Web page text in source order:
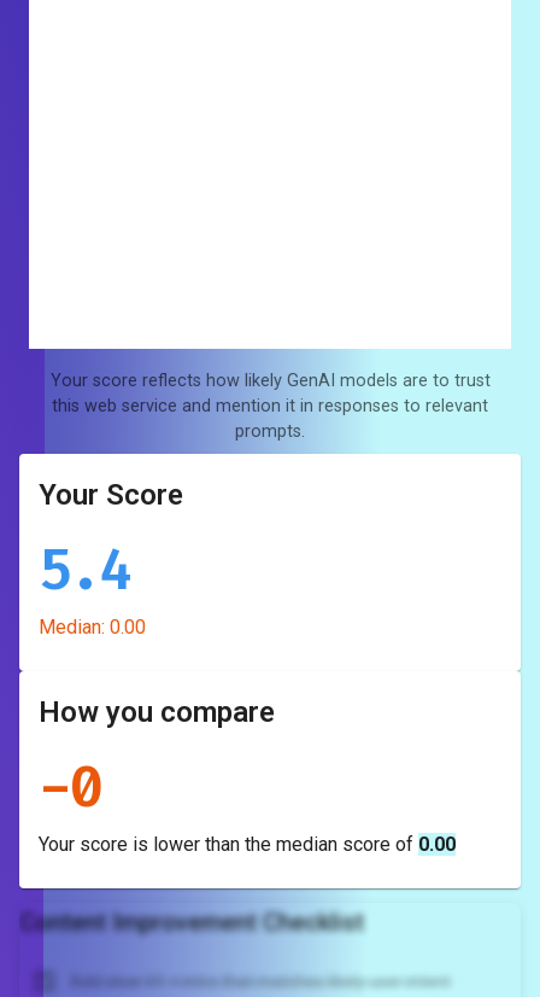
Your score reflects how likely GenAI models are to trust
this web service and mention it in responses to relevant
prompts.
Your Score
5.4
Median: 0.00
How you compare
-0
Your score is lower than the median score of 0.00
Content Improvement Checklist
Add clear H1 + intro that matches likely user intent